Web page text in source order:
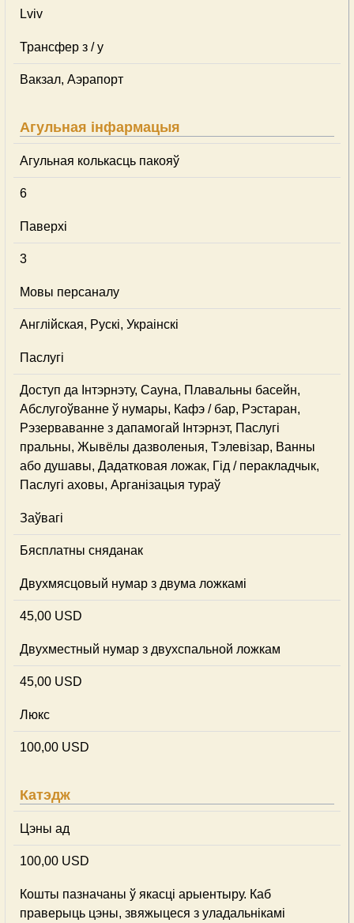
Lviv
Трансфер з / у
Вакзал, Аэрапорт
Агульная інфармацыя
Агульная колькасць пакояў
6
Паверхі
3
Мовы персаналу
Англійская, Рускі, Украінскі
Паслугі
Доступ да Інтэрнэту, Сауна, Плавальны басейн,
Абслугоўванне ў нумары, Кафэ / бар, Рэстаран,
Рэзерваванне з дапамогай Інтэрнэт, Паслугі
пральны, Жывёлы дазволеныя, Тэлевізар, Ванны
або душавы, Дадатковая ложак, Гід / перакладчык,
Паслугі аховы, Арганізацыя тураў
Заўвагі
Бясплатны сняданак
Двухмясцовый нумар з двума ложкамі
45,00 USD
Двухместный нумар з двухспальной ложкам
45,00 USD
Люкс
100,00 USD
Катэдж
Цэны ад
100,00 USD
Кошты пазначаны ў якасці арыентыру. Каб
праверыць цэны, звяжыцеся з уладальнікамі